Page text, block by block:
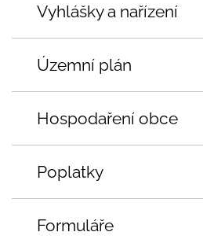
Vyhlášky a nařízení
Územní plán
Hospodaření obce
Poplatky
Formuláře